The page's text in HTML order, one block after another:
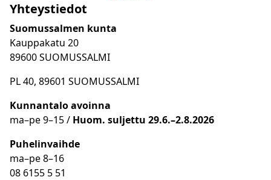
Yhteystiedot
Suomussalmen kunta
Kauppakatu 20
89600 SUOMUSSALMI
PL 40, 89601 SUOMUSSALMI
Kunnantalo avoinna
ma–pe 9–15 / Huom. suljettu 29.6.–2.8.2026
Puhelinvaihde
ma–pe 8–16
08 6155 5 51